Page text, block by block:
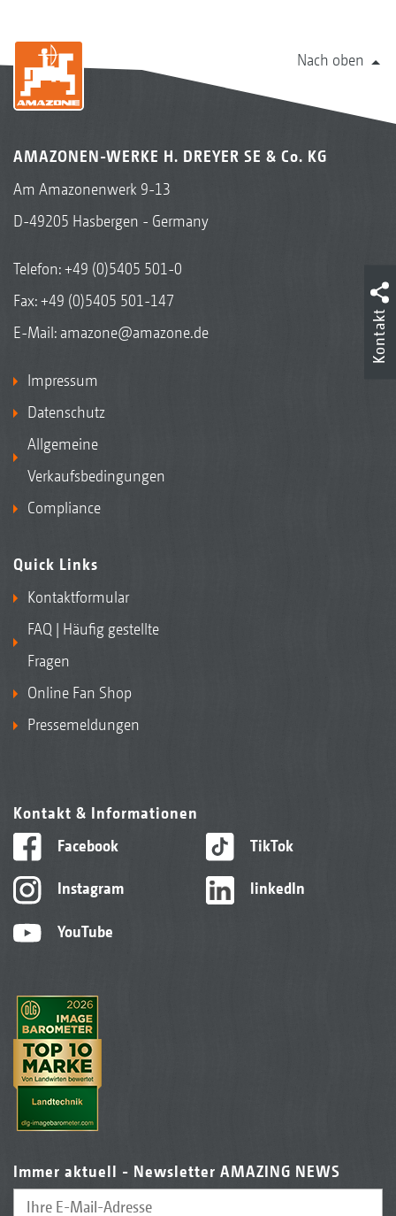
Nach oben
AMAZONEN-WERKE H. DREYER SE & Co. KG
Am Amazonenwerk 9-13
D-49205 Hasbergen - Germany
Telefon:+49 (0)5405 501-0
Fax: +49 (0)5405 501-147
E-Mail: amazone@amazone.de
Impressum
Datenschutz
Allgemeine
Verkaufsbedingungen
Compliance
Quick Links
Kontaktformular
FAQ | Häufig gestellte
Fragen
Online Fan Shop
Pressemeldungen
Kontakt & Informationen
Facebook
Instagram
YouTube
TikTok
linkedIn
Immer aktuell - Newsletter AMAZING NEWS
Kontakt